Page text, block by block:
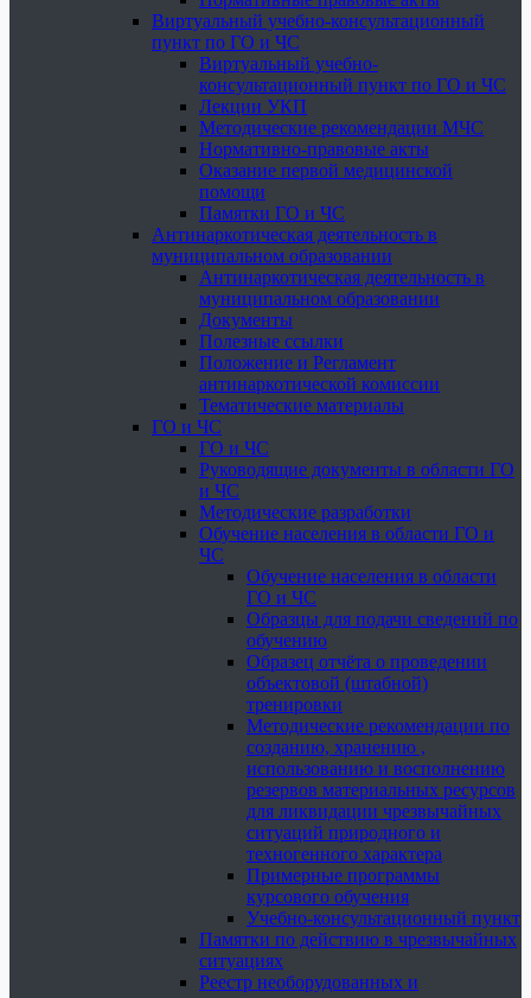
Виртуальный учебно-консультационный
пункт по ГО и ЧС
Виртуальный учебно-
консультационный пункт по ГО и ЧС
Лекции УКП
Методические рекомендации МЧС
Нормативно-правовые акты
Оказание первой медицинской
помощи
Памятки ГО и ЧС
Антинаркотическая деятельность в
муниципальном образовании
Антинаркотическая деятельность в
муниципальном образовании
Документы
Полезные ссылки
Положение и Регламент
антинаркотической комиссии
Тематические материалы
ГО и ЧС
ГО и ЧС
Руководящие документы в области ГО
и ЧС
Методические разработки
Обучение населения в области ГО и
ЧС
Обучение населения в области
ГО и ЧС
Образцы для подачи сведений по
обучению
Образец отчёта о проведении
объектовой (штабной)
тренировки
Методические рекомендации по
созданию, хранению ,
использованию и восполнению
резервов материальных ресурсов
для ликвидации чрезвычайных
ситуаций природного и
техногенного характера
Примерные программы
курсового обучения
Учебно-консультационный пункт
Памятки по действию в чрезвычайных
ситуациях
Реестр необорудованных и